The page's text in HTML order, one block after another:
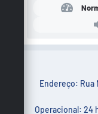
Endereço: Rua
Operacional: 24